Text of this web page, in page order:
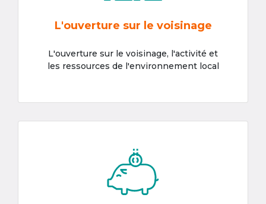
L'ouverture sur le voisinage
L'ouverture sur le voisinage, l'activité et
les ressources de l'environnement local